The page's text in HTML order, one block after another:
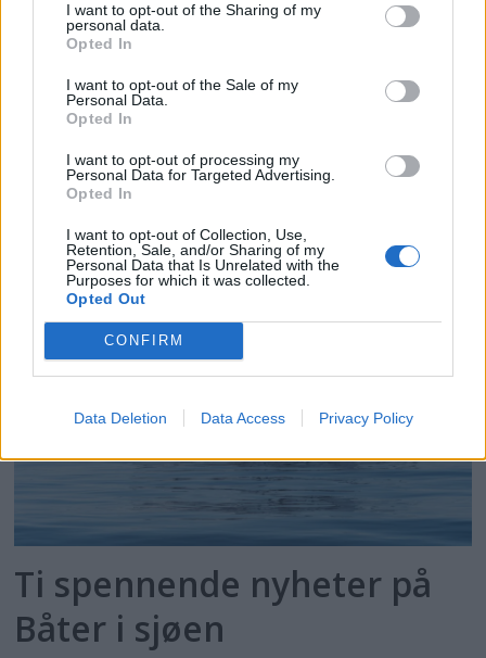
I want to opt-out of the Sharing of my
personal data.
Opted In
I want to opt-out of the Sale of my
Personal Data.
Opted In
I want to opt-out of processing my
Personal Data for Targeted Advertising.
Opted In
I want to opt-out of Collection, Use,
Retention, Sale, and/or Sharing of my
Personal Data that Is Unrelated with the
Purposes for which it was collected.
Opted Out
CONFIRM
Data Deletion Data Access Privacy Policy
DIVERSE
ALLERBM
VARMERE
UTGAVE NR 5 2011
LYNGØR
Ti spennende nyheter på
Båter i sjøen